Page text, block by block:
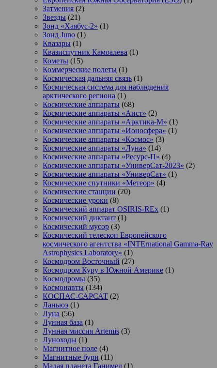
Затмения (2)
Звезды (21)
Зонд «Хаябус-2» (1)
Зонд Juno (1)
Квазары (1)
Квазиспутник Камоалева (1)
Кометы (15)
Коммерческие полеты (1)
Космическая дальняя связь (1)
Космическая система для наблюдения
арктического региона (1)
Космические аппараты (68)
Космические аппараты «Аист» (2)
Космические аппараты «Арктика-М» (1)
Космические аппараты «Ионосфера» (1)
Космические аппараты «Космос» (3)
Космические аппараты «Луна» (14)
Космические аппараты «Ресурс-П» (4)
Космические аппараты «УниверСат-2023» (2)
Космические аппараты «УниверСат» (1)
Космические спутники «Метеор» (4)
Космические станции (20)
Космические уроки (8)
Космический аппарат OSIRIS-REx (1)
Космический диктант (1)
Космический мусор (3)
Космический телескоп Европейского
космического агентства «INTErnational Gamma-Ray
Astrophysics Laboratory» (1)
Космодром Восточный (27)
Космодром Куру в Южной Америке (1)
Космодромы (35)
Космонавты (134)
КОСПАС-САРСАТ (2)
Ланьюэ (1)
Луна (56)
Лунная база (1)
Лунная миссия Artemis (3)
Луноходы (1)
Магнитное поле (4)
Магнитные бури (11)
Малая планета Ганимед (1)